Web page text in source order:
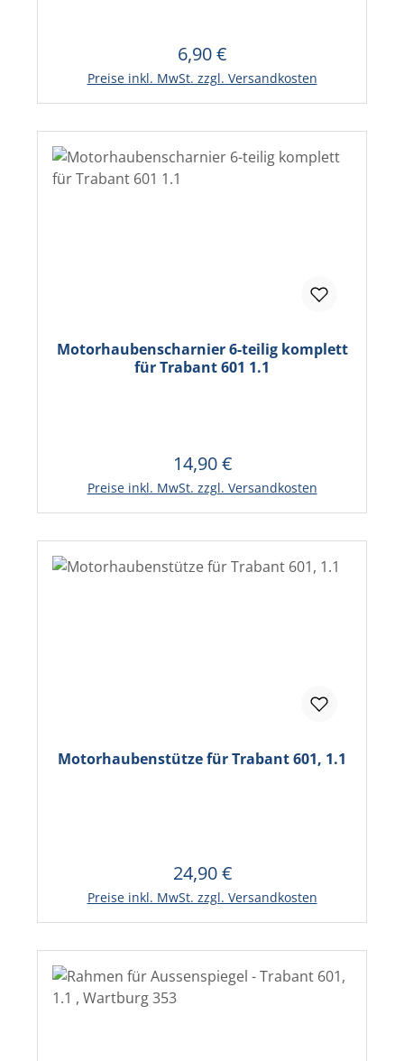
Regulärer Preis:
6,90 €
Preise inkl. MwSt. zzgl. Versandkosten
In den Warenkorb
Motorhaubenscharnier 6-teilig komplett
für Trabant 601 1.1
Regulärer Preis:
14,90 €
Preise inkl. MwSt. zzgl. Versandkosten
In den Warenkorb
Motorhaubenstütze für Trabant 601, 1.1
Regulärer Preis:
24,90 €
Preise inkl. MwSt. zzgl. Versandkosten